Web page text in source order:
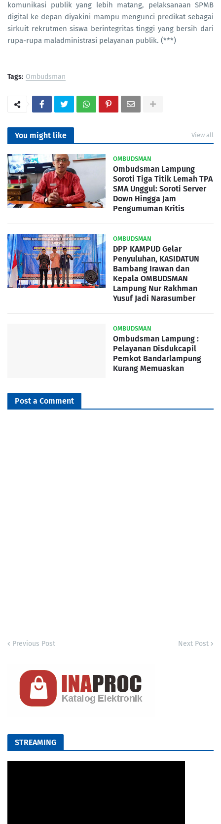
komunikasi publik yang lebih matang, pelaksanaan SPMB
digital ke depan diyakini mampu mengunci predikat sebagai
sirkuit rekrutmen siswa berintegritas tinggi yang bersih dari
rupa-rupa maladministrasi pelayanan publik. (***)
Tags: Ombudsman
You might like View all
OMBUDSMAN
Ombudsman Lampung
Soroti Tiga Titik Lemah TPA
SMA Unggul: Soroti Server
Down Hingga Jam
Pengumuman Kritis
OMBUDSMAN
DPP KAMPUD Gelar
Penyuluhan, KASIDATUN
Bambang Irawan dan
Kepala OMBUDSMAN
Lampung Nur Rakhman
Yusuf Jadi Narasumber
OMBUDSMAN
Ombudsman Lampung :
Pelayanan Disdukcapil
Pemkot Bandarlampung
Kurang Memuaskan
Post a Comment
Previous Post Next Post
STREAMING